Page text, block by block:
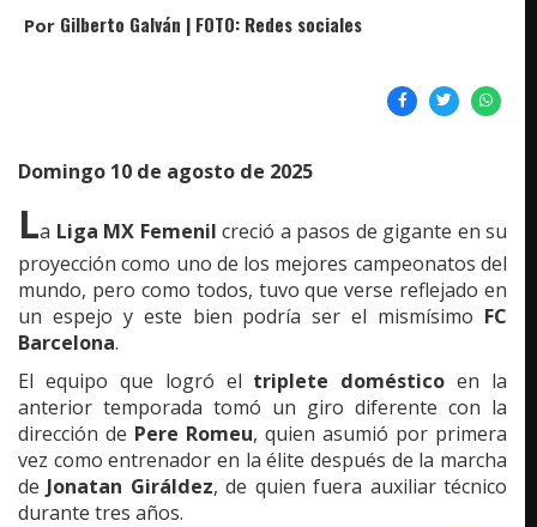
Por Gilberto Galván | FOTO: Redes sociales
Domingo 10 de agosto de 2025
La Liga MX Femenil creció a pasos de gigante en su
proyección como uno de los mejores campeonatos del
mundo, pero como todos, tuvo que verse reflejado en
un espejo y este bien podría ser el mismísimo FC
Barcelona.
El equipo que logró el triplete doméstico en la
anterior temporada tomó un giro diferente con la
dirección de Pere Romeu, quien asumió por primera
vez como entrenador en la élite después de la marcha
de Jonatan Giráldez, de quien fuera auxiliar técnico
durante tres años.